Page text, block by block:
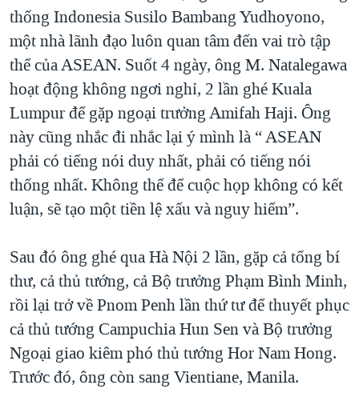
thống Indonesia Susilo Bambang Yudhoyono,
một nhà lãnh đạo luôn quan tâm đến vai trò tập
thể của ASEAN. Suốt 4 ngày, ông M. Natalegawa
hoạt động không ngơi nghỉ, 2 lần ghé Kuala
Lumpur để gặp ngoại trưởng Amifah Haji. Ông
này cũng nhắc đi nhắc lại ý mình là “ ASEAN
phải có tiếng nói duy nhất, phải có tiếng nói
thống nhất. Không thể để cuộc họp không có kết
luận, sẽ tạo một tiền lệ xấu và nguy hiểm”.
Sau đó ông ghé qua Hà Nội 2 lần, gặp cả tổng bí
thư, cả thủ tướng, cả Bộ trưởng Phạm Bình Minh,
rồi lại trở về Pnom Penh lần thứ tư để thuyết phục
cả thủ tướng Campuchia Hun Sen và Bộ trưởng
Ngoại giao kiêm phó thủ tướng Hor Nam Hong.
Trước đó, ông còn sang Vientiane, Manila.